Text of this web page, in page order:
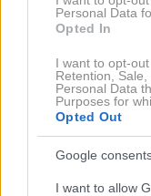
Personal Data
Opted In
I want to opt-
Retention,
Personal Data
Purposes for
Opted Out
Google
I want to allow